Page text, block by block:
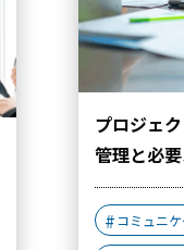
プロジェ
管理と必
コミュニ